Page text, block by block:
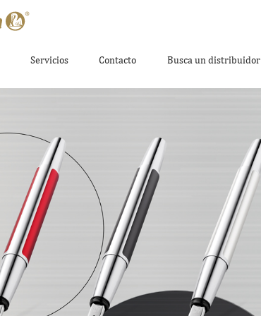
Servicios Contacto Busca un distribuidor